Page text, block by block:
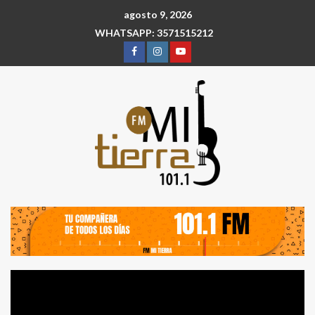
agosto 9, 2026
WHATSAPP: 3571515212